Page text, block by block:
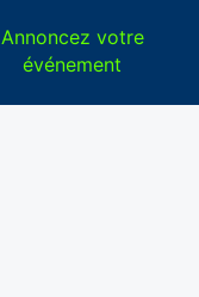
Annoncez votre
événement